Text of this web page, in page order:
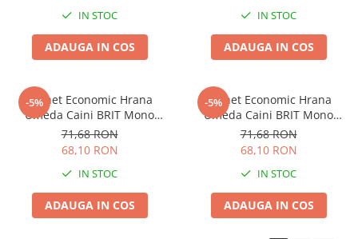
IN STOC
ADAUGA IN COS
IN STOC
ADAUGA IN COS
-5%
Pachet Economic Hrana
Umeda Caini BRIT Mono
Protein Miel 6x400g
71,68 RON
68,10 RON
IN STOC
ADAUGA IN COS
-5%
Pachet Economic Hrana
Umeda Caini BRIT Mono
Protein Iepure 6x400g
71,68 RON
68,10 RON
IN STOC
ADAUGA IN COS